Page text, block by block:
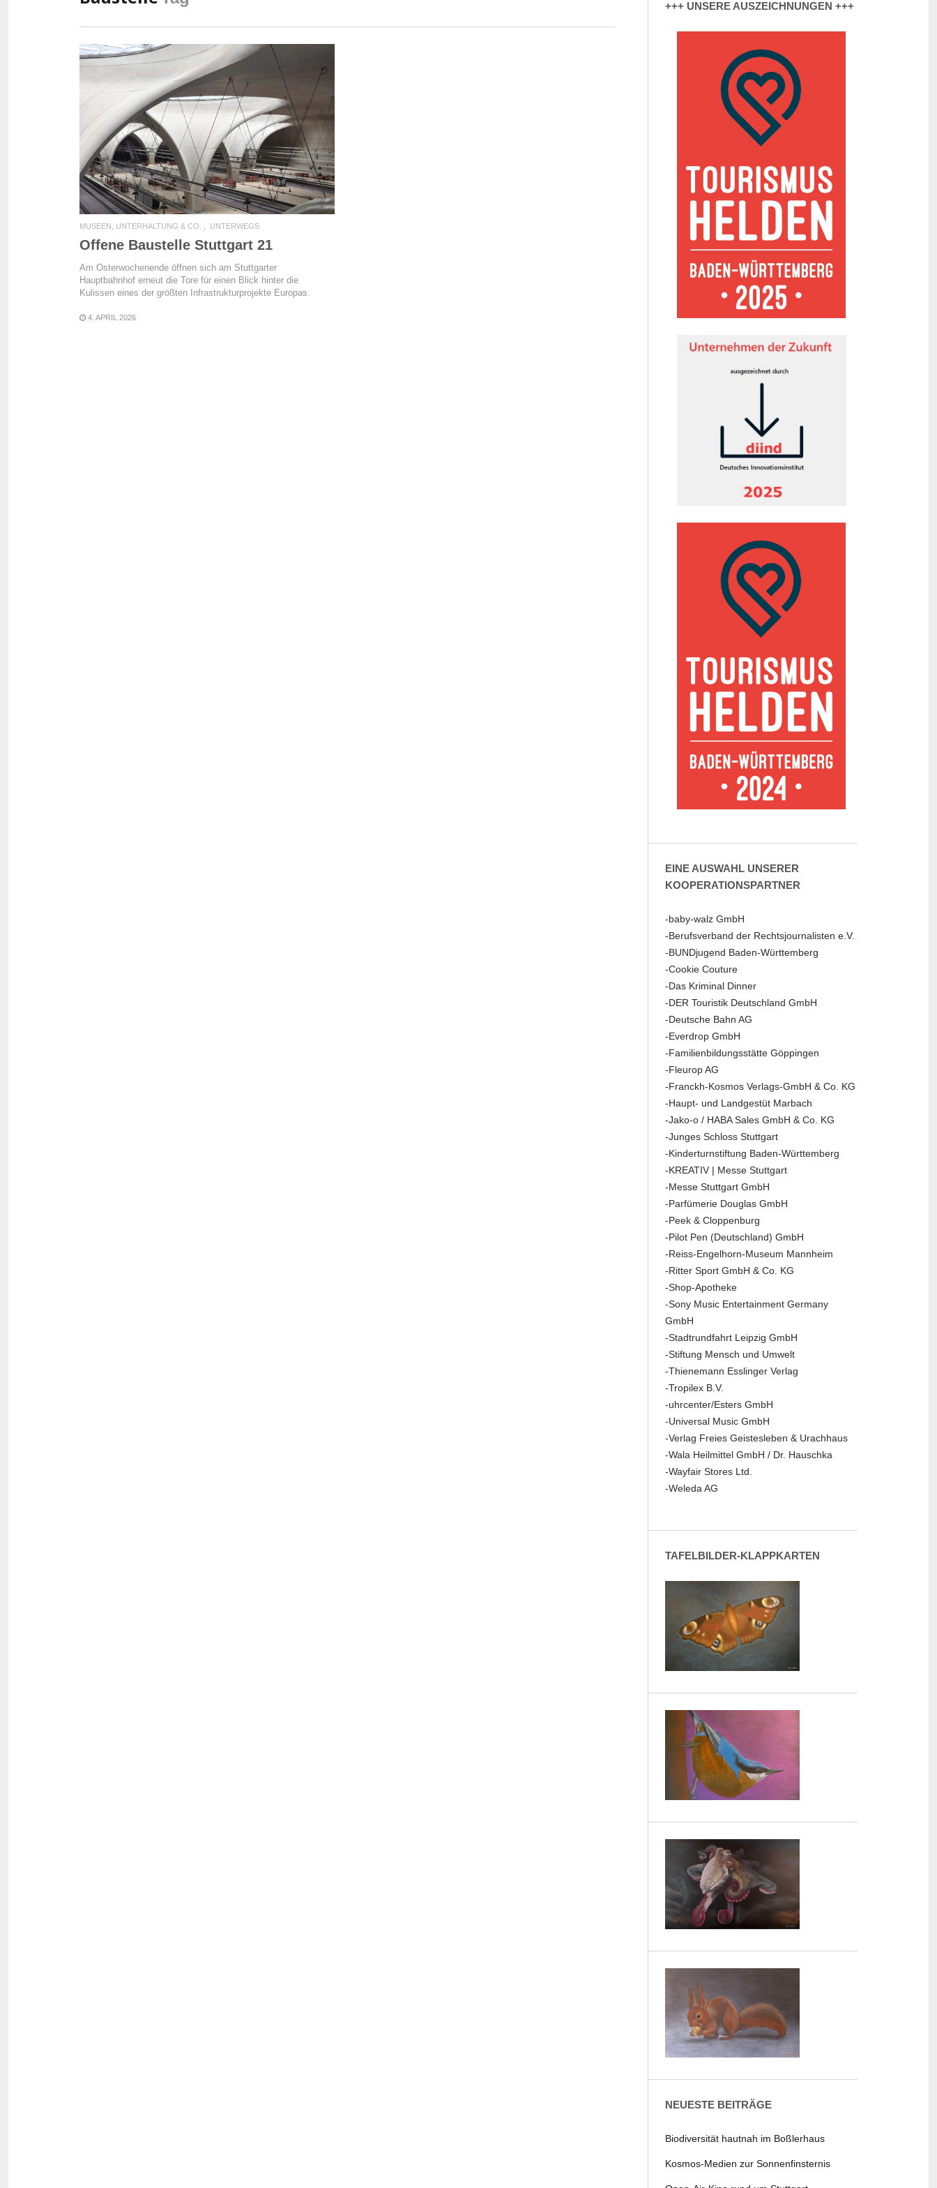
READ MORE
MUSEEN, UNTERHALTUNG & CO. UNTERWEGS
Offene Baustelle Stuttgart 21
Am Osterwochenende öffnen sich am Stuttgarter
Hauptbahnhof erneut die Tore für einen Blick hinter die
Kulissen eines der größten Infrastrukturprojekte Europas.
4. APRIL 2026
+++ UNSERE AUSZEICHNUNGEN +++
EINE AUSWAHL UNSERER
KOOPERATIONSPARTNER
-baby-walz GmbH
-Berufsverband der Rechtsjournalisten e.V.
-BUNDjugend Baden-Württemberg
-Cookie Couture
-Das Kriminal Dinner
-DER Touristik Deutschland GmbH
-Deutsche Bahn AG
-Everdrop GmbH
-Familienbildungsstätte Göppingen
-Fleurop AG
-Franckh-Kosmos Verlags-GmbH & Co. KG
-Haupt- und Landgestüt Marbach
-Jako-o / HABA Sales GmbH & Co. KG
-Junges Schloss Stuttgart
-Kinderturnstiftung Baden-Württemberg
-KREATIV | Messe Stuttgart
-Messe Stuttgart GmbH
-Parfümerie Douglas GmbH
-Peek & Cloppenburg
-Pilot Pen (Deutschland) GmbH
-Reiss-Engelhorn-Museum Mannheim
-Ritter Sport GmbH & Co. KG
-Shop-Apotheke
-Sony Music Entertainment Germany
GmbH
-Stadtrundfahrt Leipzig GmbH
-Stiftung Mensch und Umwelt
-Thienemann Esslinger Verlag
-Tropilex B.V.
-uhrcenter/Esters GmbH
-Universal Music GmbH
-Verlag Freies Geistesleben & Urachhaus
-Wala Heilmittel GmbH / Dr. Hauschka
-Wayfair Stores Ltd.
-Weleda AG
TAFELBILDER-KLAPPKARTEN
NEUESTE BEITRÄGE
Biodiversität hautnah im Boßlerhaus
Kosmos-Medien zur Sonnenfinsternis